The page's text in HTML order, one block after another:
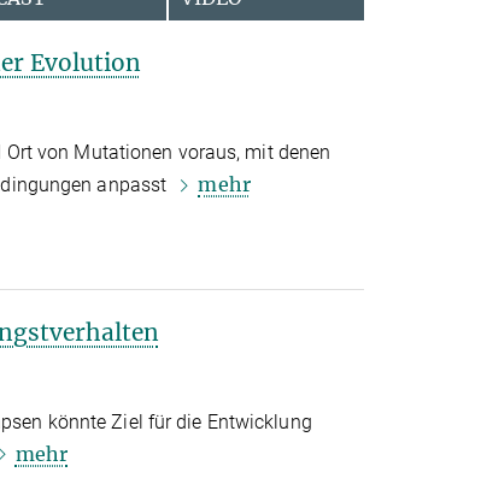
Evolution
von Mutationen voraus, mit denen
anpasst
mehr
könnte Ziel für die Entwicklung
mehr